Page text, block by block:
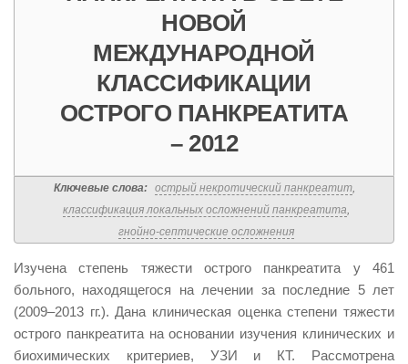
НОВОЙ
МЕЖДУНАРОДНОЙ
КЛАССИФИКАЦИИ
ОСТРОГО ПАНКРЕАТИТА
– 2012
Ключевые слова: острый некротический панкреатит,
классификация локальных осложнений панкреатита,
гнойно-септические осложнения
Изучена степень тяжести острого панкреатита у 461
больного, находящегося на лечении за последние 5 лет
(2009–2013 гг.). Дана клиническая оценка степени тяжести
острого панкреатита на основании изучения клинических и
биохимических критериев, УЗИ и КТ. Рассмотрена